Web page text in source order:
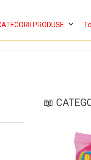
PRODUSE keyboard_arrow_down
📖